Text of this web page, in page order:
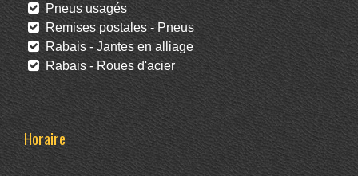
Pneus usagés
Remises postales - Pneus
Rabais - Jantes en alliage
Rabais - Roues d'acier
Horaire